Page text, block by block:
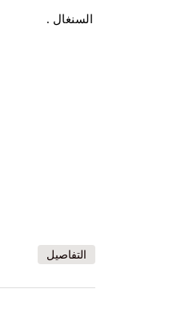
السنغال .
التفاصيل